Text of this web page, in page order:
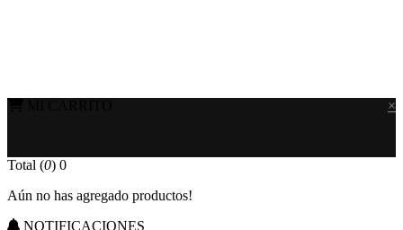
×
Total (0) 0
Aún no has agregado productos!
NOTIFICACIONES